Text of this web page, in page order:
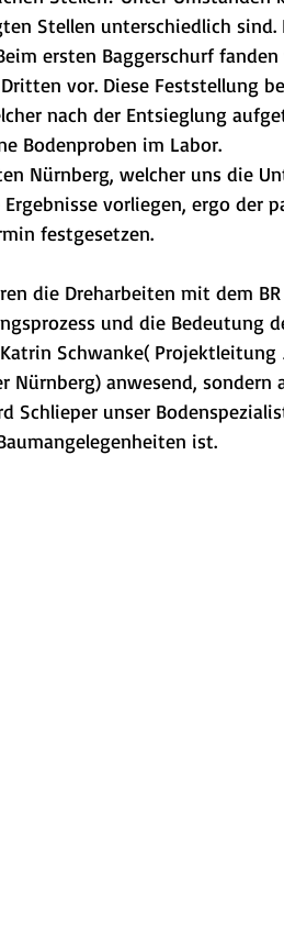
Stellen unterschiedlich
ersten Baggerschurf
vor. Diese Feststellung
nach der Entsieglung
Bodenproben im Labor.
Nürnberg, welcher uns die
vorliegen, ergo der
festgesetzen.
die Dreharbeiten mit dem
und die Bedeutung
Schwanke( Projektleitung
Nürnberg) anwesend, sondern
Schlieper unser
ist.